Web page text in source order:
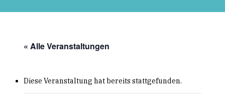
« Alle Veranstaltungen
Diese Veranstaltung hat bereits stattgefunden.